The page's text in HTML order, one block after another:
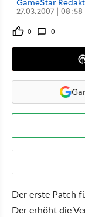
GameStar
27.03.2007 |
0 0
Der erste Patch
Der erhöht die